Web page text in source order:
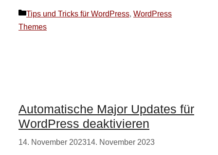
Kategorien
Tips und Tricks für WordPress, WordPress
Themes
Automatische Major Updates für
WordPress deaktivieren
14. November 202314. November 2023